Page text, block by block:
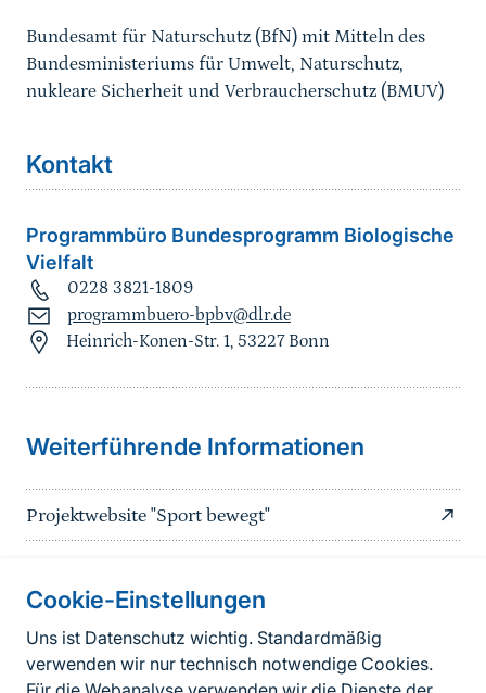
Cookie-Einstellungen
Uns ist Datenschutz wichtig. Standardmäßig
verwenden wir nur technisch notwendige Cookies.
Bundesamt für Naturschutz (BfN) mit Mitteln des
Bundesministeriums für Umwelt, Naturschutz,
nukleare Sicherheit und Verbraucherschutz (BMUV)
Kontakt
Programmbüro Bundesprogramm Biologische
Vielfalt
0228 3821-1809
programmbuero-bpbv@dlr.de
Heinrich-Konen-Str. 1, 53227 Bonn
Sprungmarke
Weiterführende Informationen
Projektwebsite "Sport bewegt"
Informationen zur Seite
FußzeileKontakt zum BfN